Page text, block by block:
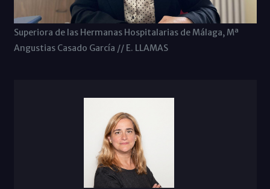
Superiora de las Hermanas Hospitalarias de Málaga, Mª
Angustias Casado García // E. LLAMAS